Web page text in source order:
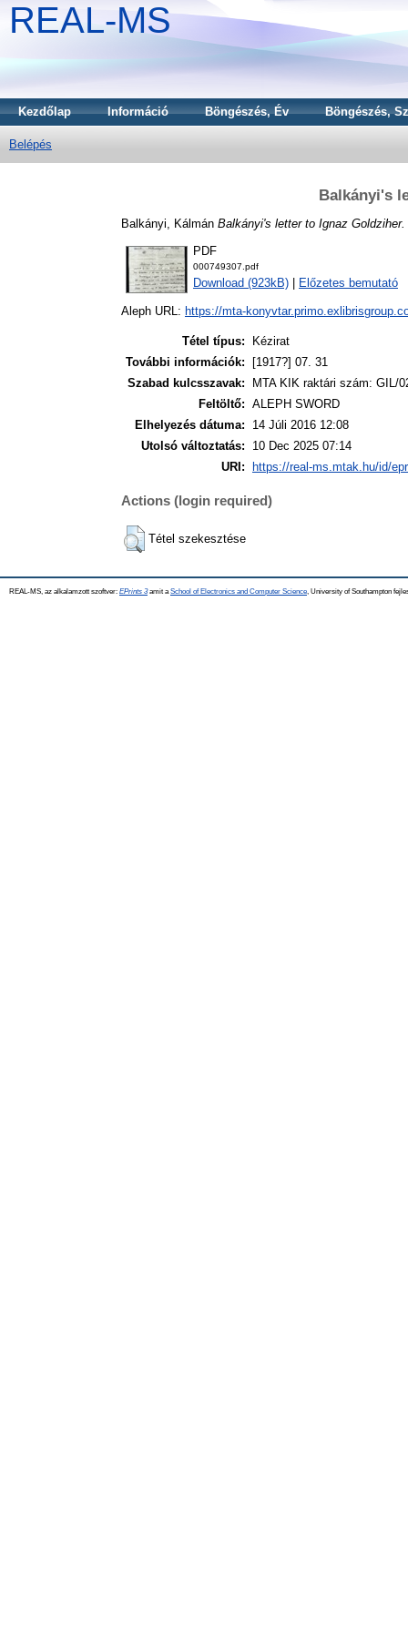
REAL-MS
Kezdőlap Információ Böngészés, Év Böngészés,
Belépés
Balkányi's
Balkányi, Kálmán Balkányi's letter to Ignaz Goldziher.
PDF
000749307.pdf
Download (923kB) Előzetes bemutató
Aleph URL: https://mta-
Tétel típus:
Kézirat
További információk:
[1917?] 07. 31
Szabad kulcsszavak:
MTA KIK raktári szám: GIL/
Feltöltő: ALEPH SWORD
Elhelyezés dátuma:
14 Júli 2016 12:08
Utolsó változtatás:
10 Dec 2025 07:14
URI:
https://real-ms.mtak.hu/id/
Actions (login required)
Tétel szekesztése
REAL-MS, az alkalamzott szoftver: EPrints 3amit a School of Electronics and Computer Science , University of Southampton